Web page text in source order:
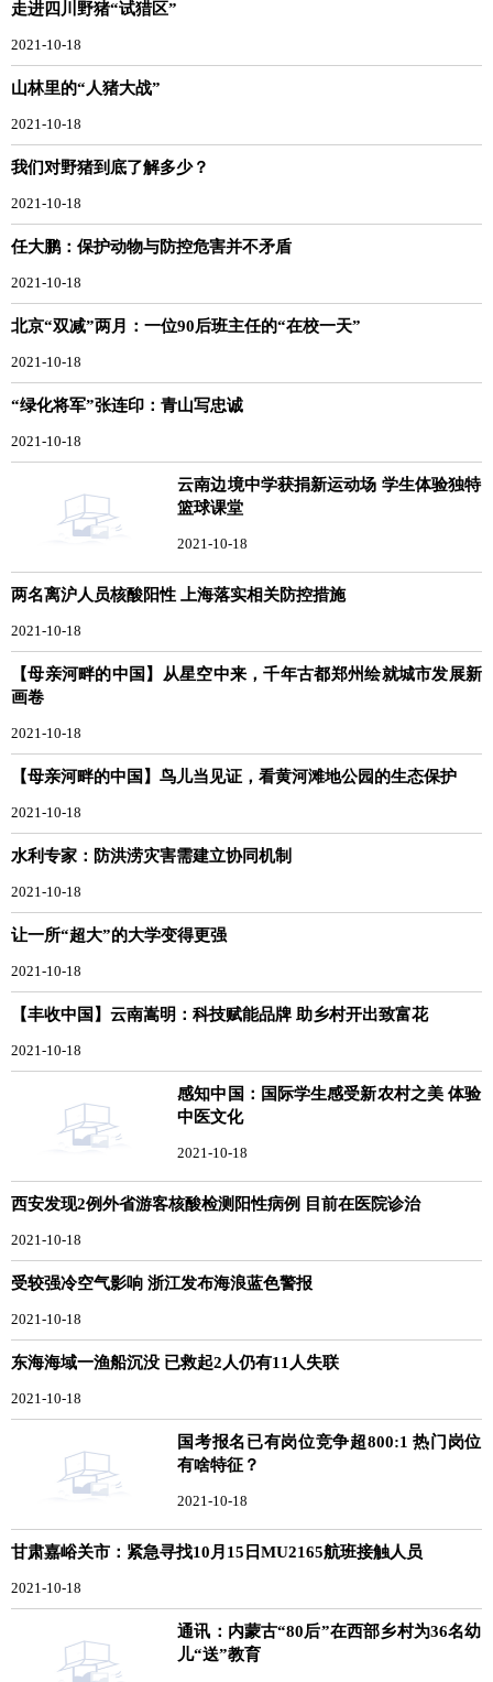
走进四川野猪“试猎区”
2021-10-18
山林里的“人猪大战”
2021-10-18
我们对野猪到底了解多少？
2021-10-18
任大鹏：保护动物与防控危害并不矛盾
2021-10-18
北京“双减”两月：一位90后班主任的“在校一天”
2021-10-18
“绿化将军”张连印：青山写忠诚
2021-10-18
云南边境中学获捐新运动场 学生体验独特
篮球课堂
2021-10-18
两名离沪人员核酸阳性 上海落实相关防控措施
2021-10-18
【母亲河畔的中国】从星空中来，千年古都郑州绘就城市发展新
画卷
2021-10-18
【母亲河畔的中国】鸟儿当见证，看黄河滩地公园的生态保护
2021-10-18
水利专家：防洪涝灾害需建立协同机制
2021-10-18
让一所“超大”的大学变得更强
2021-10-18
【丰收中国】云南嵩明：科技赋能品牌 助乡村开出致富花
2021-10-18
感知中国：国际学生感受新农村之美 体验
中医文化
2021-10-18
西安发现2例外省游客核酸检测阳性病例 目前在医院诊治
2021-10-18
受较强冷空气影响 浙江发布海浪蓝色警报
2021-10-18
东海海域一渔船沉没 已救起2人仍有11人失联
2021-10-18
国考报名已有岗位竞争超800:1 热门岗位
有啥特征？
2021-10-18
甘肃嘉峪关市：紧急寻找10月15日MU2165航班接触人员
2021-10-18
通讯：内蒙古“80后”在西部乡村为36名幼
儿“送”教育